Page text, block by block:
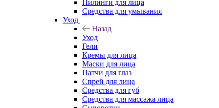
Пилинги для лица
Средства для умывания
Уход
Назад
Уход
Гели
Кремы для лица
Маски для лица
Патчи для глаз
Спрей для лица
Средства для губ
Средства для массажа лица